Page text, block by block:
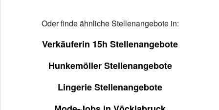
Oder finde ähnliche Stellenangebote in:
Verkäuferin 15h Stellenangebote
Hunkemöller Stellenangebote
Lingerie Stellenangebote